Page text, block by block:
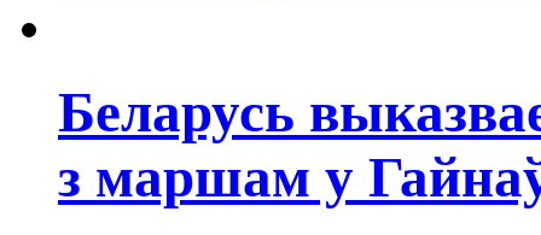
Беларусь
з маршам у